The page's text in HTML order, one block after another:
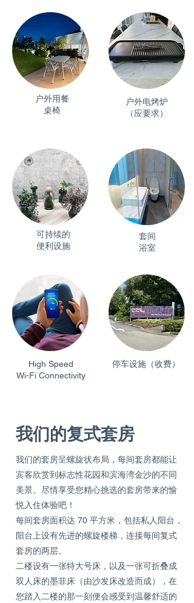
户外用餐
桌椅
户外电烤炉
（应要求）
可持续的
便利设施
套间
浴室
High Speed
Wi-Fi Connectivity
停车设施（收费）
我们的复式套房
我们的套房呈螺旋状布局，每间套房都能让
宾客欣赏到标志性花园和滨海湾金沙的不同
美景。尽情享受您精心挑选的套房带来的愉
悦入住体验吧！
每间套房面积达 70 平方米，包括私人阳台，
阳台上设有先进的螺旋楼梯，连接每间复式
套房的两层。
二楼设有一张特大号床，以及一张可折叠成
双人床的墨菲床（由沙发床改造而成），在
您踏入二楼的那一刻便会感受到温馨舒适的